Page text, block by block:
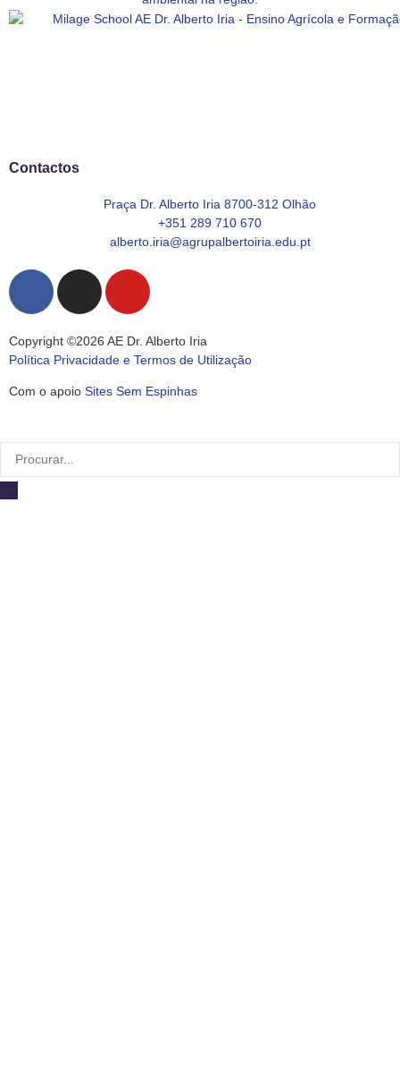
Contactos
Praça Dr. Alberto Iria 8700-312 Olhão
+351 289 710 670
alberto.iria@agrupalbertoiria.edu.pt
Copyright ©2026 AE Dr. Alberto Iria
Política Privacidade e Termos de Utilização
Com o apoio Sites Sem Espinhas